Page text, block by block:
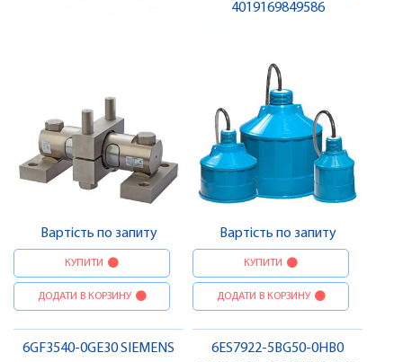
Вартість по запиту
КУПИТИ
ДОДАТИ В КОРЗИНУ
4019169849586
Вартість по запиту
КУПИТИ
ДОДАТИ В КОРЗИНУ
6GF3540-0GE30 SIEMENS
6ES7922-5BG50-0HB0